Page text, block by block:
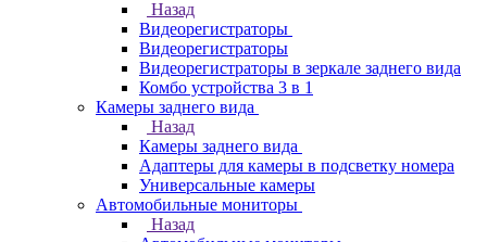
Назад
Видеорегистраторы
Видеорегистраторы
Видеорегистраторы в зеркале заднего вида
Комбо устройства 3 в 1
Камеры заднего вида
Назад
Камеры заднего вида
Адаптеры для камеры в подсветку номера
Универсальные камеры
Автомобильные мониторы
Назад